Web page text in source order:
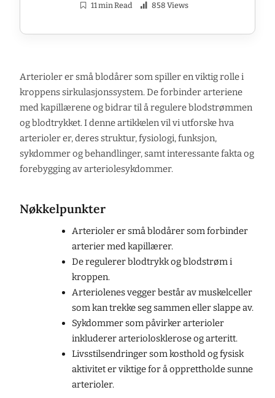
11 min Read 858 Views
Arterioler er små blodårer som spiller en viktig rolle i
kroppens sirkulasjonssystem. De forbinder arteriene
med kapillærene og bidrar til å regulere blodstrømmen
og blodtrykket. I denne artikkelen vil vi utforske hva
arterioler er, deres struktur, fysiologi, funksjon,
sykdommer og behandlinger, samt interessante fakta og
forebygging av arteriolesykdommer.
Nøkkelpunkter
Arterioler er små blodårer som forbinder
arterier med kapillærer.
De regulerer blodtrykk og blodstrøm i
kroppen.
Arteriolenes vegger består av muskelceller
som kan trekke seg sammen eller slappe av.
Sykdommer som påvirker arterioler
inkluderer arteriolosklerose og arteritt.
Livsstilsendringer som kosthold og fysisk
aktivitet er viktige for å opprettholde sunne
arterioler.